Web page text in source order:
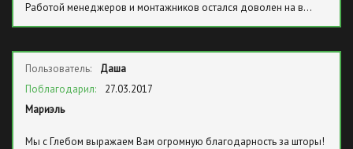
Работой менеджеров и монтажников остался доволен на в…
Пользователь:
Даша
Поблагодарил:
27.03.2017
Мариэль
Мы с Глебом выражаем Вам огромную благодарность за шторы!